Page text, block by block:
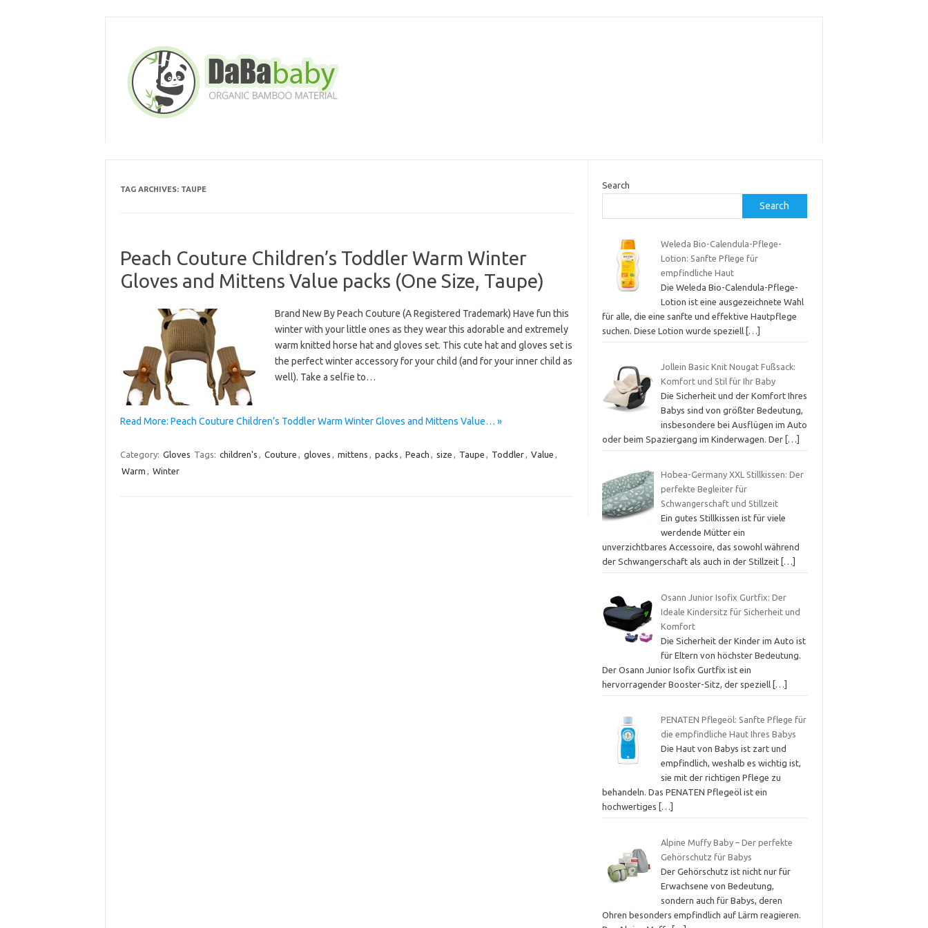
TAG ARCHIVES: TAUPE
Peach Couture Children’s Toddler Warm Winter
Gloves and Mittens Value packs (One Size, Taupe)
Brand New By Peach Couture (A Registered Trademark) Have fun this
winter with your little ones as they wear this adorable and extremely
warm knitted horse hat and gloves set. This cute hat and gloves set is
the perfect winter accessory for your child (and for your inner child as
well). Take a selfie to…
Read More: Peach Couture Children’s Toddler Warm Winter Gloves and Mittens Value… »
Category: Gloves Tags: children's , Couture , gloves , mittens , packs , Peach , size , Taupe , Toddler, Value ,
Warm , Winter
Search
Search
Weleda Bio-Calendula-Pflege-
Lotion: Sanfte Pflege für
empfindliche Haut
Die Weleda Bio-Calendula-Pflege-
Lotion ist eine ausgezeichnete Wahl
für alle, die eine sanfte und effektive Hautpflege
suchen. Diese Lotion wurde speziell […]
Jollein Basic Knit Nougat Fußsack:
Komfort und Stil für Ihr Baby
Die Sicherheit und der Komfort Ihres
Babys sind von größter Bedeutung,
insbesondere bei Ausflügen im Auto
oder beim Spaziergang im Kinderwagen. Der […]
Hobea-Germany XXL Stillkissen: Der
perfekte Begleiter für
Schwangerschaft und Stillzeit
Ein gutes Stillkissen ist für viele
werdende Mütter ein
unverzichtbares Accessoire, das sowohl während
der Schwangerschaft als auch in der Stillzeit […]
Osann Junior Isofix Gurtfix: Der
Ideale Kindersitz für Sicherheit und
Komfort
Die Sicherheit der Kinder im Auto ist
für Eltern von höchster Bedeutung.
Der Osann Junior Isofix Gurtfix ist ein
hervorragender Booster-Sitz, der speziell […]
PENATEN Pflegeöl: Sanfte Pflege für
die empfindliche Haut Ihres Babys
Die Haut von Babys ist zart und
empfindlich, weshalb es wichtig ist,
sie mit der richtigen Pflege zu
behandeln. Das PENATEN Pflegeöl ist ein
hochwertiges
[…]
Alpine Muffy Baby – Der perfekte
Gehörschutz für Babys
Der Gehörschutz ist nicht nur für
Erwachsene von Bedeutung,
sondern auch für Babys, deren
Ohren besonders empfindlich auf Lärm reagieren.